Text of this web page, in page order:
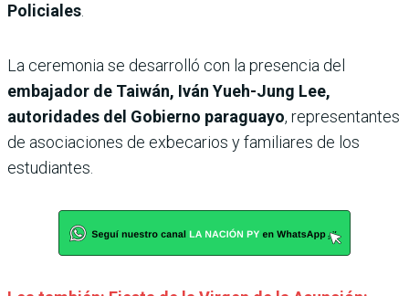
Policiales
La ceremonia se desarrolló con la presencia del
embajador de Taiwán, Iván Yueh-Jung Lee,
autoridades del Gobierno paraguayo, representantes
de asociaciones de exbecarios y familiares de los
estudiantes.